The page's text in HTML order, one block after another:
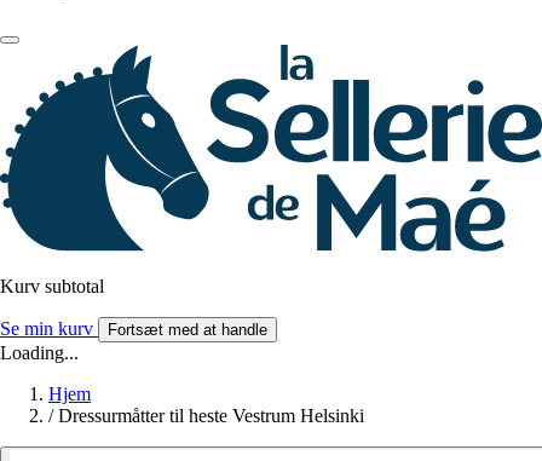
Kurv subtotal
Se min kurv Fortsæt med at handle
Loading...
Hjem
/ Dressurmåtter til heste Vestrum Helsinki